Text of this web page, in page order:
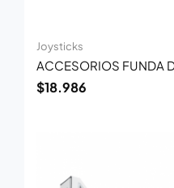
Joysticks
ACCESORIOS FUNDA
$18.986